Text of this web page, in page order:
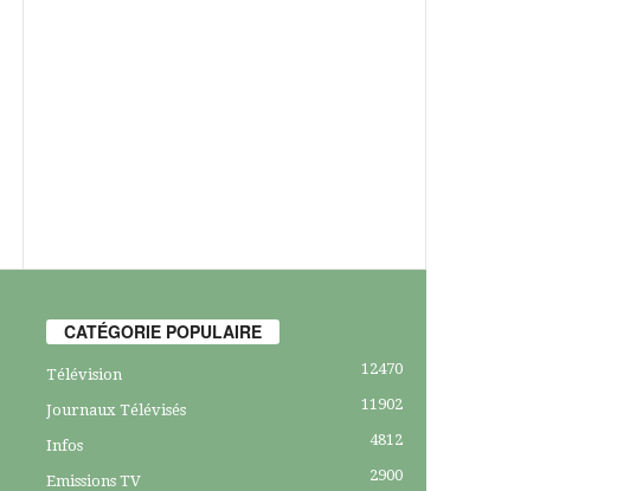
CATÉGORIE POPULAIRE
Télévision 12470
Journaux Télévisés 11902
Infos 4812
Emissions TV 2900